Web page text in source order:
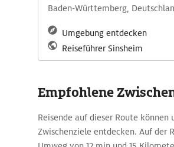
Baden-Württemberg,
Umgebung entdecken
Reiseführer Sinsheim
Empfohlene
Reisende auf dieser Route können
Zwischenziele entdecken. Auf der